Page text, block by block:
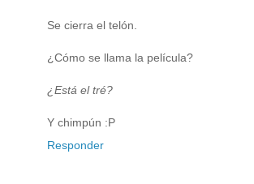
Se cierra el telón.
¿Cómo se llama la película?
¿Está el tré?
Y chimpún :P
Responder